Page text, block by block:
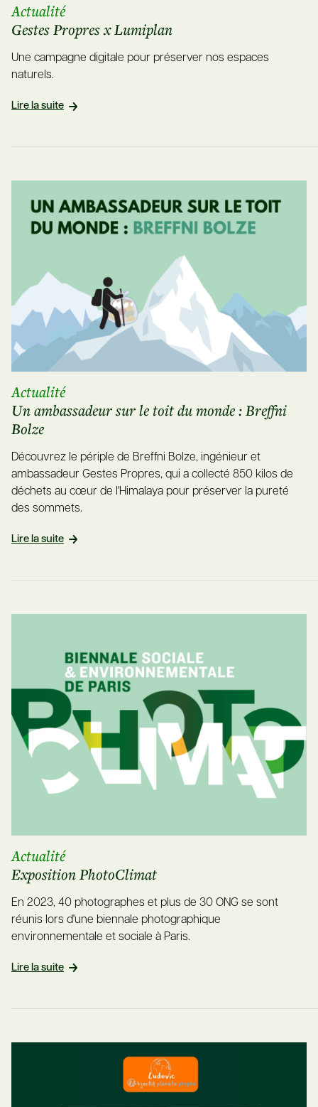
Actualité
Gestes Propres x Lumiplan
Une campagne digitale pour préserver nos espaces
naturels.
Lire la suite
Actualité
Un ambassadeur sur le toit du monde : Breffni
Bolze
Découvrez le périple de Breffni Bolze, ingénieur et
ambassadeur Gestes Propres, qui a collecté 850 kilos de
déchets au cœur de l'Himalaya pour préserver la pureté
des sommets.
Lire la suite
Actualité
Exposition PhotoClimat
En 2023, 40 photographes et plus de 30 ONG se sont
réunis lors d'une biennale photographique
environnementale et sociale à Paris.
Lire la suite